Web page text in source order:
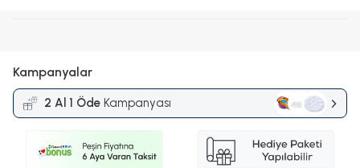
Kampanyalar
2 Al 1 Öde Kampanyası